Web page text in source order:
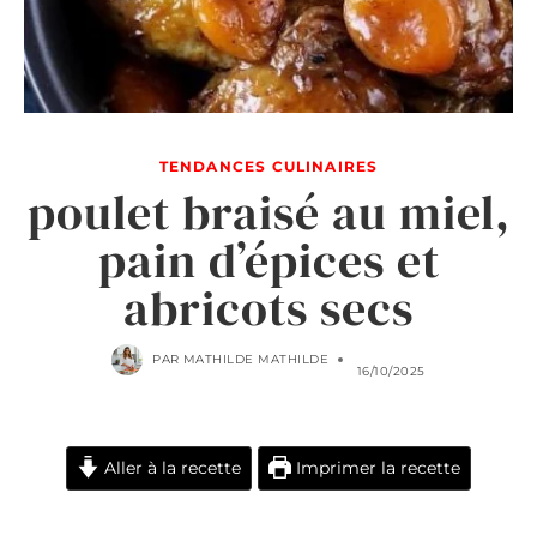
TENDANCES CULINAIRES
poulet braisé au miel,
pain d’épices et
abricots secs
PAR MATHILDE MATHILDE
16/10/2025
Aller à la recette Imprimer la recette